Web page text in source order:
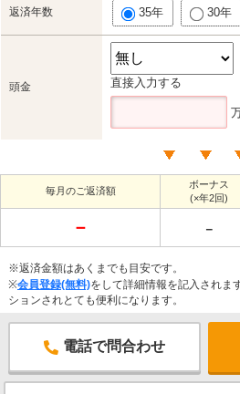
返済年数 35年 30年
頭金 直接入力する
毎月のご返済額
ボーナス
(×年2回)
－ －
※返済金額はあくまでも目安です。
※会員登録(無料)をして詳細情報を記入されま
ションされとても便利になります。
電話で問合わせ